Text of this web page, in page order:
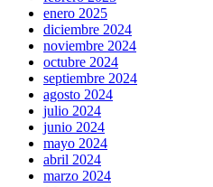
enero 2025
diciembre 2024
noviembre 2024
octubre 2024
septiembre 2024
agosto 2024
julio 2024
junio 2024
mayo 2024
abril 2024
marzo 2024